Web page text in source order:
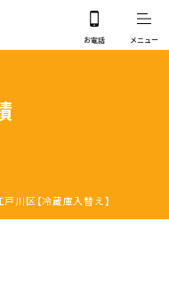
川区【冷蔵庫入替え】